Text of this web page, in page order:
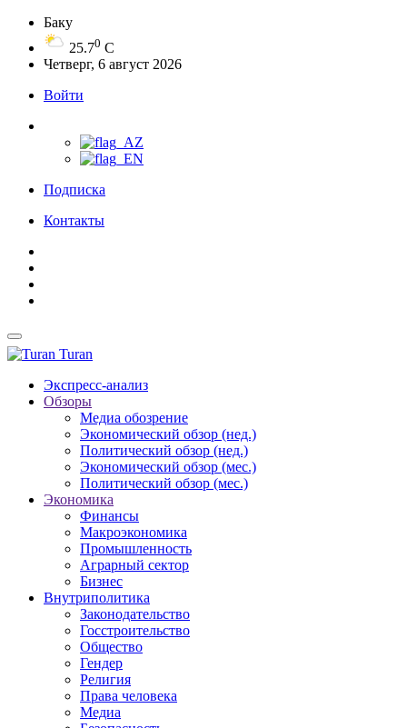
Баку
25.70 C
Четверг, 6 август 2026
Войти
Подписка
Контакты
Turan
Экспресс-анализ
Обзоры
Медиа обозрение
Экономический обзор (нед.)
Политический обзор (нед.)
Экономический обзор (мес.)
Политический обзор (мес.)
Экономика
Финансы
Макроэкономика
Промышленность
Аграрный сектор
Бизнес
Внутриполитика
Законодательство
Госстроительство
Общество
Гендер
Религия
Права человека
Медиа